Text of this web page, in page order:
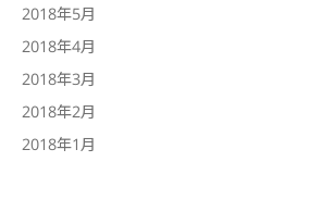
2018年5月
2018年4月
2018年3月
2018年2月
2018年1月